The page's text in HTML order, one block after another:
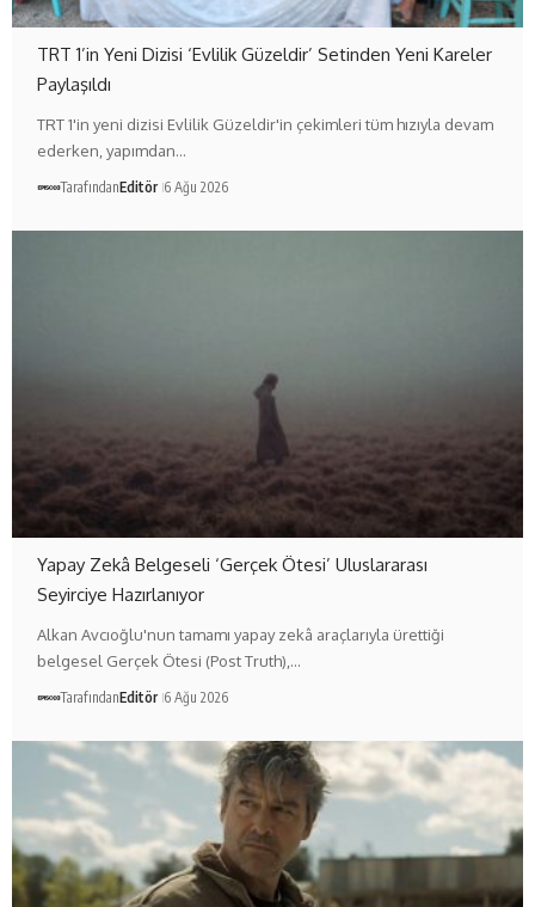
TRT 1’in Yeni Dizisi ‘Evlilik Güzeldir’ Setinden Yeni Kareler
Paylaşıldı
TRT 1'in yeni dizisi Evlilik Güzeldir'in çekimleri tüm hızıyla devam
ederken, yapımdan…
TarafındanEditör 6 Ağu 2026
Yapay Zekâ Belgeseli ‘Gerçek Ötesi’ Uluslararası
Seyirciye Hazırlanıyor
Alkan Avcıoğlu'nun tamamı yapay zekâ araçlarıyla ürettiği
belgesel Gerçek Ötesi (Post Truth),…
TarafındanEditör 6 Ağu 2026